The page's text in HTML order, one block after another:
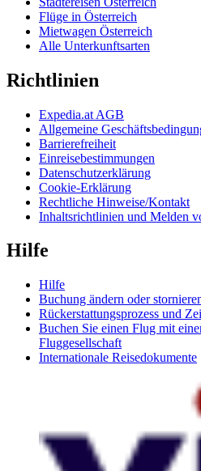
Flüge in Österreich
Mietwagen Österreich
Alle Unterkunftsarten
Richtlinien
Expedia.at AGB
Allgemeine
Barrierefreiheit
Einreisebestimmungen
Datenschutzerklärung
Cookie-Erklärung
Rechtliche Hinweise/Kontakt
Inhaltsrichtlinien und Melden
Hilfe
Hilfe
Buchung ändern oder
Rückerstattungsprozess und
Buchen Sie einen Flug mit
Fluggesellschaft
Internationale Reisedokumente